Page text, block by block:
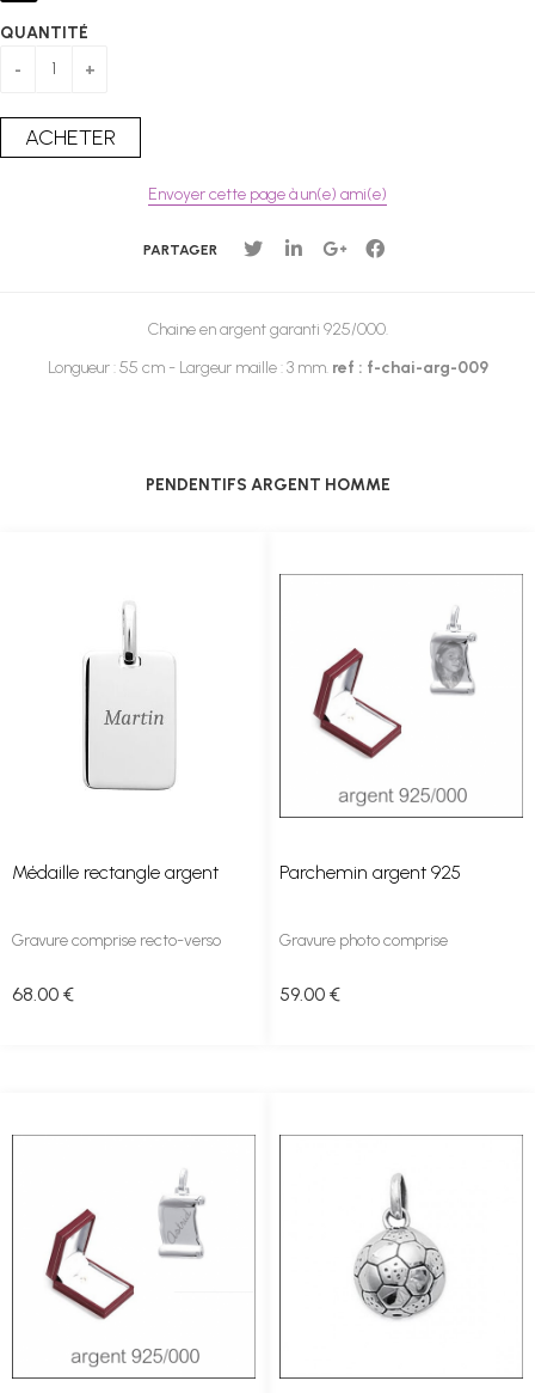
QUANTITÉ
Envoyer cette page à un(e) ami(e)
PARTAGER
Chaine en argent garanti 925/000.
Longueur : 55 cm - Largeur maille : 3 mm. ref : f-chai-arg-009
PENDENTIFS ARGENT HOMME
Médaille rectangle argent
Gravure comprise recto-verso
68 .00 €
Parchemin argent 925
Gravure photo comprise
59.00 €